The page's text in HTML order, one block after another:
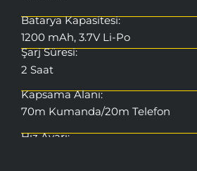
Batarya Kapasitesi:
1200 mAh, 3.7V Li-Po
Şarj Süresi:
2 Saat
Kapsama Alanı:
70m Kumanda/20m Telefon
Hız Ayarı: